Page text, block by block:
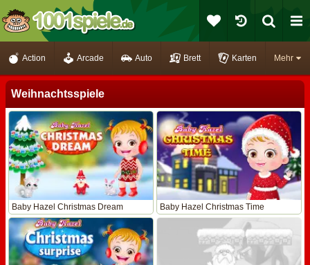
Mehr
Action Arcade Auto Brett Karten
Weihnachtsspiele
Baby Hazel Christmas Dream Baby Hazel Christmas Time